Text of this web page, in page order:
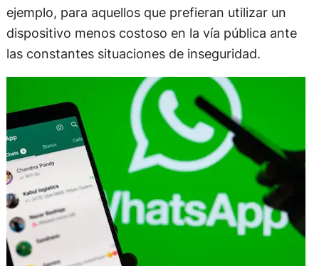
ejemplo, para aquellos que prefieran utilizar un
dispositivo menos costoso en la vía pública ante
las constantes situaciones de inseguridad.